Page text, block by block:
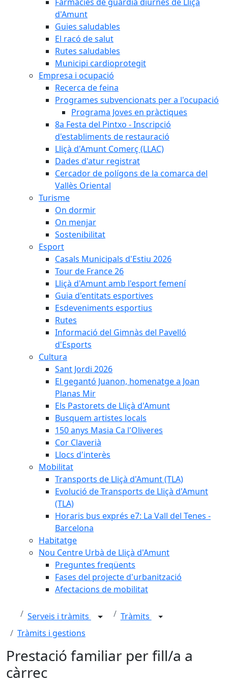
d'Amunt
Guies saludables
El racó de salut
Rutes saludables
Municipi cardioprotegit
Empresa i ocupació
Recerca de feina
Programes subvencionats per a l'ocupació
Programa Joves en pràctiques
8a Festa del Pintxo - Inscripció
d'establiments de restauració
Lliçà d'Amunt Comerç (LLAC)
Dades d'atur registrat
Cercador de polígons de la comarca del
Vallès Oriental
Turisme
On dormir
On menjar
Sostenibilitat
Esport
Casals Municipals d'Estiu 2026
Tour de France 26
Lliçà d'Amunt amb l'esport femení
Guia d'entitats esportives
Esdeveniments esportius
Rutes
Informació del Gimnàs del Pavelló
d'Esports
Cultura
Sant Jordi 2026
El gegantó Juanon, homenatge a Joan
Planas Mir
Els Pastorets de Lliçà d'Amunt
Busquem artistes locals
150 anys Masia Ca l'Oliveres
Cor Claverià
Llocs d'interès
Mobilitat
Transports de Lliçà d'Amunt (TLA)
Evolució de Transports de Lliçà d'Amunt
(TLA)
Horaris bus exprés e7: La Vall del Tenes -
Barcelona
Habitatge
Nou Centre Urbà de Lliçà d'Amunt
Preguntes freqüents
Fases del projecte d'urbanització
Afectacions de mobilitat
Serveis i tràmits
Tràmits
Tràmits i gestions
Prestació familiar per fill/a a
càrrec